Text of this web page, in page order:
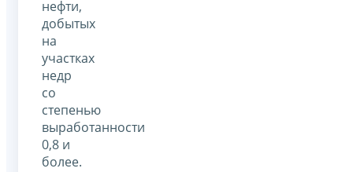
нефти,
добытых
на
участках
недр
со
степенью
выработанности
0,8 и
более.